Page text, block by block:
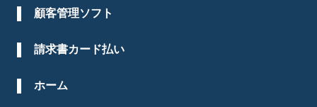
顧客管理ソフト
請求書カード払い
ホーム